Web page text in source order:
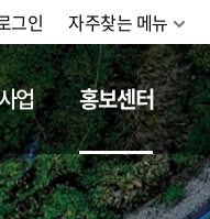
그인 자주찾는 메뉴
업 홍보센터
철도체험